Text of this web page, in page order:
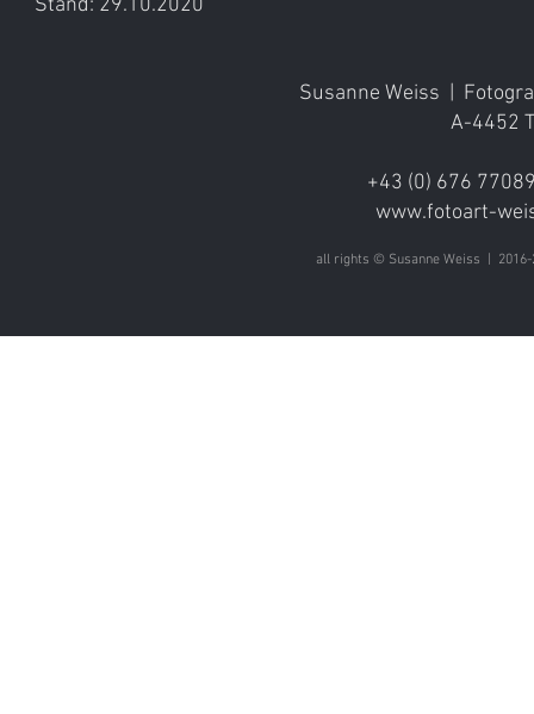
Stand: 29.10.2020
Susanne Weiss |
A-4452
+43 (0) 676
www.fotoart-
all rights © Susanne Weiss |